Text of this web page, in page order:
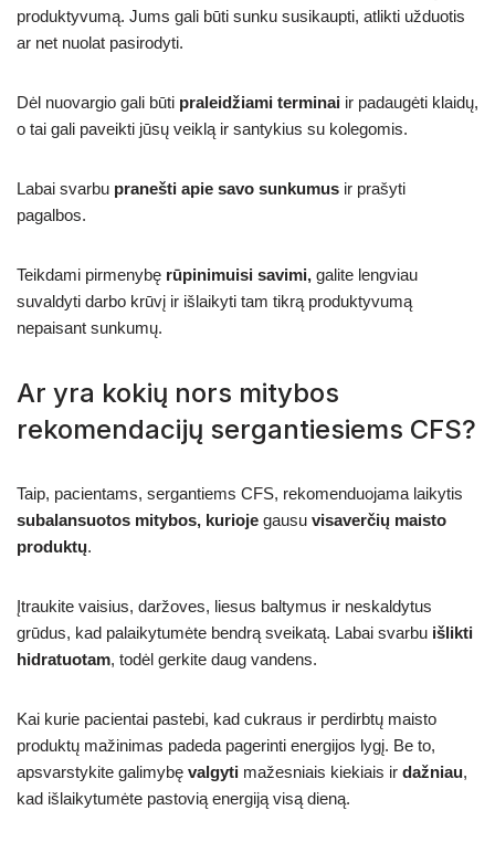
produktyvumą. Jums gali būti sunku susikaupti, atlikti užduotis
ar net nuolat pasirodyti.
Dėl nuovargio gali būti praleidžiami terminai ir padaugėti klaidų,
o tai gali paveikti jūsų veiklą ir santykius su kolegomis.
Labai svarbu pranešti apie savo sunkumus ir prašyti
pagalbos.
Teikdami pirmenybę rūpinimuisi savimi, galite lengviau
suvaldyti darbo krūvį ir išlaikyti tam tikrą produktyvumą
nepaisant sunkumų.
Ar yra kokių nors mitybos
rekomendacijų sergantiesiems CFS?
Taip, pacientams, sergantiems CFS, rekomenduojama laikytis
subalansuotos mitybos, kurioje gausu visaverčių maisto
produktų.
Įtraukite vaisius, daržoves, liesus baltymus ir neskaldytus
grūdus, kad palaikytumėte bendrą sveikatą. Labai svarbu išlikti
hidratuotam, todėl gerkite daug vandens.
Kai kurie pacientai pastebi, kad cukraus ir perdirbtų maisto
produktų mažinimas padeda pagerinti energijos lygį. Be to,
apsvarstykite galimybę valgyti mažesniais kiekiais ir dažniau,
kad išlaikytumėte pastovią energiją visą dieną.